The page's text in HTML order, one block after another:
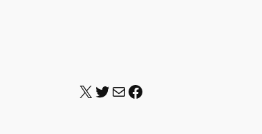
X Twitter
メールFacebook